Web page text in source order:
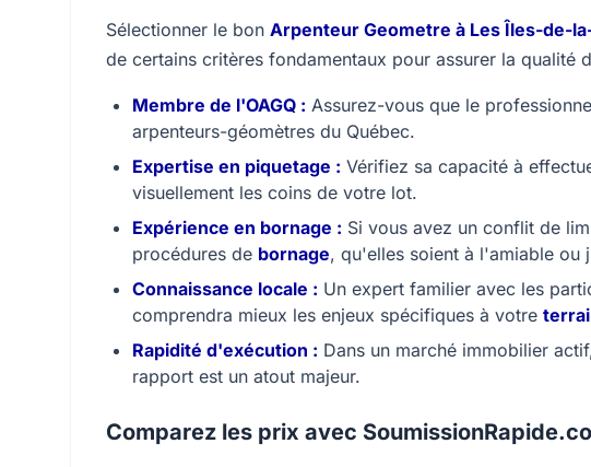
Sélectionner le bon Arpenteur Geometre à Les Îles-de-
de certains critères fondamentaux pour assurer la qualité
Membre de l'OAGQ : Assurez-vous que le
arpenteurs-géomètres du Québec.
Expertise en piquetage : Vérifiez sa capacité à
visuellement les coins de votre lot.
Expérience en bornage : Si vous avez un conflit de
procédures de bornage, qu'elles soient à l'amiable ou
Connaissance locale : Un expert familier avec les
comprendra mieux les enjeux spécifiques à votre
Rapidité d'exécution : Dans un marché immobilier
rapport est un atout majeur.
Comparez les prix avec